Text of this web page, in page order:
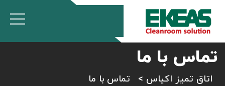
تماس با ما
اتاق تمیز اکیاس > تماس با ما